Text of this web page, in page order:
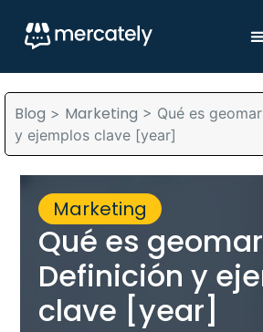
Blog > Marketing > Qué es
y ejemplos clave [year]
Marketing
Qué es
Definición y
clave [year]